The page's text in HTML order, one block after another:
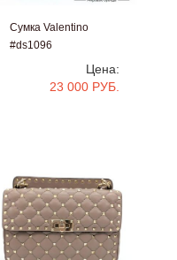
Сумка Valentino
#ds1096
Цена:
23 000 РУБ.